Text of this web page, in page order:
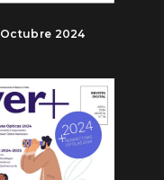
Octubre 2024